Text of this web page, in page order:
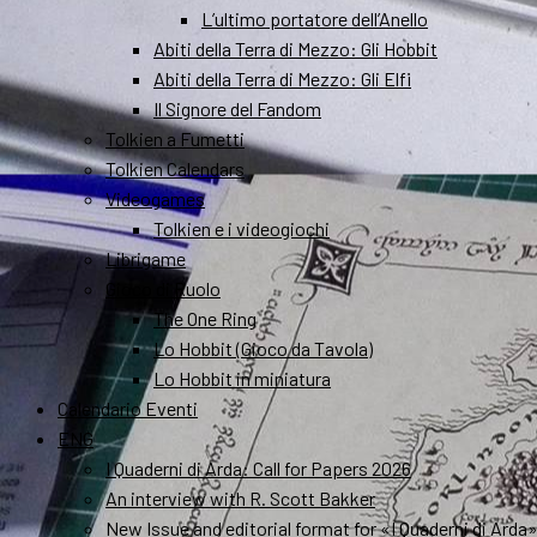
L’ultimo portatore dell’Anello
Abiti della Terra di Mezzo: Gli Hobbit
Abiti della Terra di Mezzo: Gli Elfi
Il Signore del Fandom
Tolkien a Fumetti
Tolkien Calendars
Videogames
Tolkien e i videogiochi
Librigame
Gioco di Ruolo
The One Ring
Lo Hobbit (Gioco da Tavola)
Lo Hobbit in miniatura
Calendario Eventi
ENG
I Quaderni di Arda: Call for Papers 2026
An interview with R. Scott Bakker
New Issue and editorial format for «I Quaderni di Arda»